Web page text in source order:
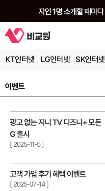
KT인터넷 LG인터넷 SK인터넷
이벤트
광고 없는 지니 TV 디즈니+ 모든
G 출시
[ 2025-11-5 ]
고객 가입 후기 혜택 이벤트
[ 2025-07-14 ]